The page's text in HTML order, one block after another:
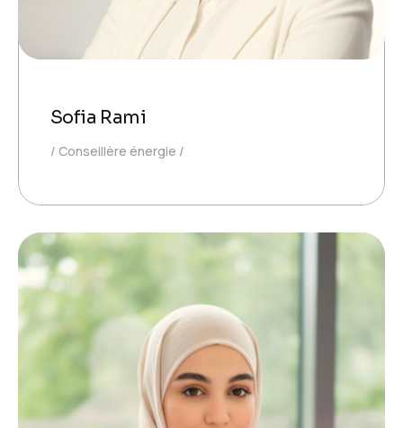
Sofia Rami
Conseillère énergie